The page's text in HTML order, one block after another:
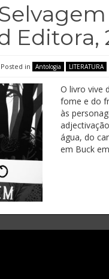
Editora,
in Antologia LITERATURA
O livro vive
fome e do
às
água, do
em Buck